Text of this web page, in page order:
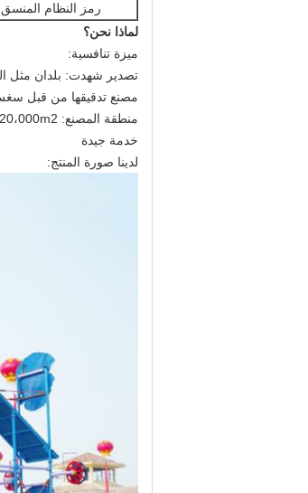
رمز النظام المنسق
لماذا نحن؟
ميزة تنافسية:
تصدير شهدت: بلدان مثل
مصنع تدقيقها من قبل
منطقة المصنع: 20،000m2.
خدمة جيدة
لدينا صورة المنتج: